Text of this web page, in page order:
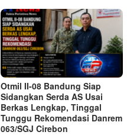
Otmil II-08 Bandung Siap
Sidangkan Serda AS Usai
Berkas Lengkap, Tinggal
Tunggu Rekomendasi Danrem
063/SGJ Cirebon